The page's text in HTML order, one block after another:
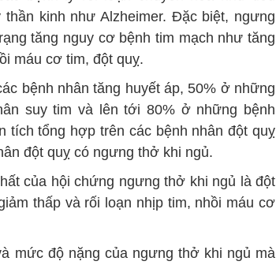
kinh như Alzheimer. Đặc biệt, ngưng
tăng nguy cơ bệnh tim mạch như tăng
máu cơ tim, đột quỵ.
bệnh nhân tăng huyết áp, 50% ở những
suy tim và lên tới 80% ở những bệnh
tích tổng hợp trên các bệnh nhân đột quỵ
đột quỵ có ngưng thở khi ngủ.
của hội chứng ngưng thở khi ngủ là đột
thấp và rối loạn nhịp tim, nhồi máu cơ
mức độ nặng của ngưng thở khi ngủ mà